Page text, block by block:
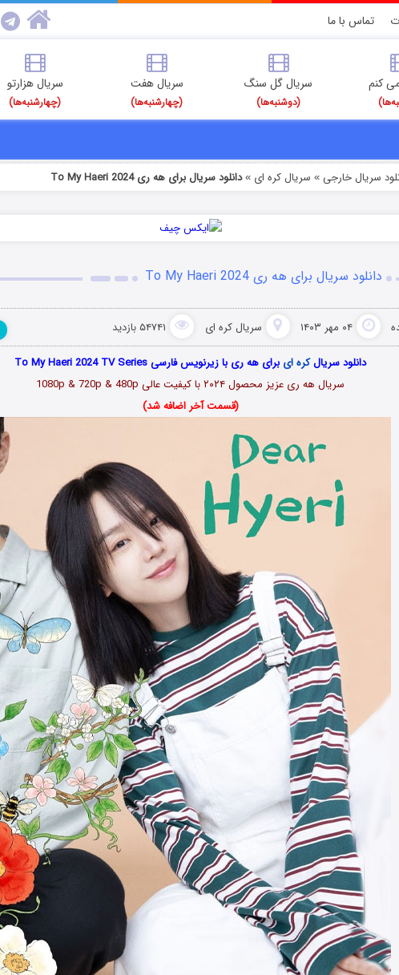
تماس با ما
کنم سریال گل سنگ
(دوشنبه‌ها)
سریال هفت
(چهارشنبه‌ها)
سریال هزارتو
(چهارشنبه‌ها)
سریال خارجی » سریال کره ای »دانلود سریال برای هه ری To My Haeri 2024
دانلود سریال برای هه ری To My Haeri 2024
۰۴ مهر ۱۴۰۳ سریال کره ای ۵۴۷۴۱ بازدید
دانلود سریالکره ای برای هه ری با زیرنویس فارسی To My Haeri 2024 TV Series
سریال هه ری عزیز محصول ۲۰۲۴ با کیفیت عالی 1080p & 720p & 480p
(قسمت آخر اضافه شد)